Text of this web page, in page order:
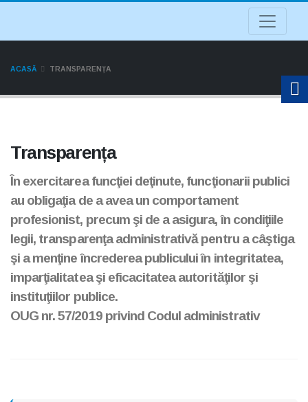
ACASĂ TRANSPARENȚA
Transparența
În exercitarea funcţiei deţinute, funcţionarii publici
au obligaţia de a avea un comportament
profesionist, precum şi de a asigura, în condiţiile
legii, transparenţa administrativă pentru a câştiga
şi a menţine încrederea publicului în integritatea,
imparţialitatea şi eficacitatea autorităţilor şi
instituţiilor publice.
OUG nr. 57/2019 privind Codul administrativ